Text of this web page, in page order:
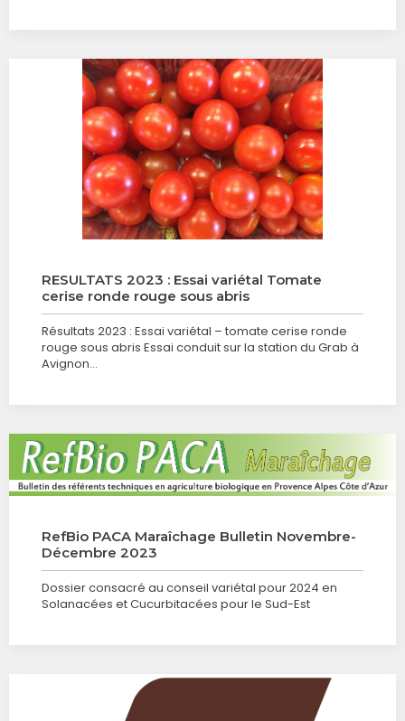
RESULTATS 2023 : Essai variétal Tomate
cerise ronde rouge sous abris
Résultats 2023 : Essai variétal – tomate cerise ronde
rouge sous abris Essai conduit sur la station du Grab à
Avignon…
RefBio PACA Maraîchage Bulletin Novembre-
Décembre 2023
Dossier consacré au conseil variétal pour 2024 en
Solanacées et Cucurbitacées pour le Sud-Est